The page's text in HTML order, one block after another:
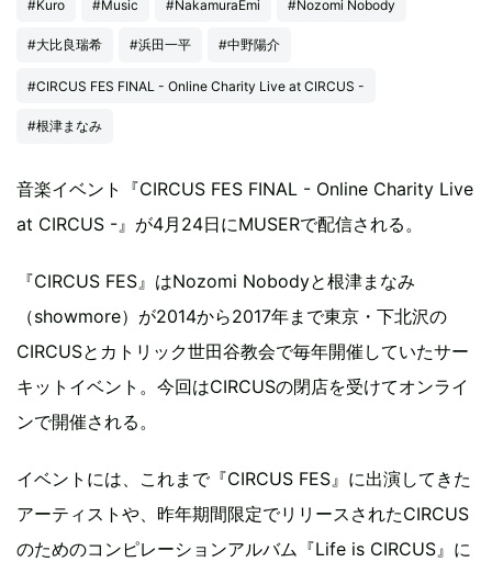
#Kuro #Music #NakamuraEmi #Nozomi Nobody
#大比良瑞希 #浜田一平 #中野陽介
#CIRCUS FES FINAL - Online Charity Live at CIRCUS -
#根津まなみ
音楽イベント『CIRCUS FES FINAL - Online Charity Live
at CIRCUS -』が4月24日にMUSERで配信される。
『CIRCUS FES』はNozomi Nobodyと根津まなみ
（showmore）が2014から2017年まで東京・下北沢の
CIRCUSとカトリック世田谷教会で毎年開催していたサー
キットイベント。今回はCIRCUSの閉店を受けてオンライ
ンで開催される。
イベントには、これまで『CIRCUS FES』に出演してきた
アーティストや、昨年期間限定でリリースされたCIRCUS
のためのコンピレーションアルバム『Life is CIRCUS』に